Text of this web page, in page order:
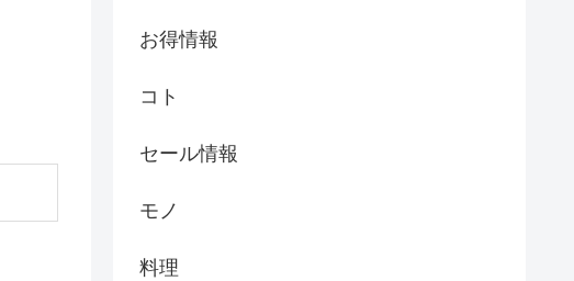
お得情報
コト
セール情報
モノ
料理